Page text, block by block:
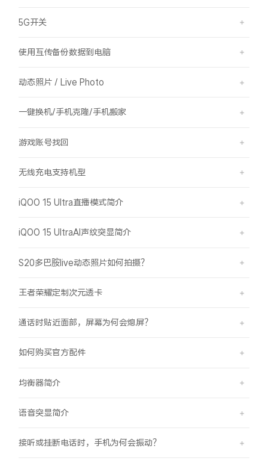
5G开关
使用互传备份数据到电脑
动态照片 / Live Photo
一键换机/手机克隆/手机搬家
游戏账号找回
无线充电支持机型
iQOO 15 Ultra直播模式简介
iQOO 15 UltraAI声纹突显简介
S20多巴胺live动态照片如何拍摄？
王者荣耀定制次元透卡
通话时贴近面部，屏幕为何会熄屏？
如何购买官方配件
均衡器简介
语音突显简介
接听或挂断电话时，手机为何会振动？